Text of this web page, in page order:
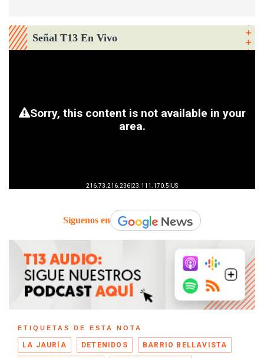
Señal T13 En Vivo
Síguenos en
ETIQUETAS DE ESTA NOTA
LA JAURÍA DETENIDOS BARRIO BELLAVISTA